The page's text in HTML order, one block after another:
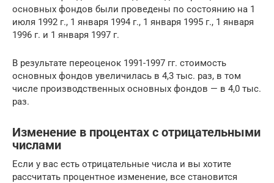
основных фондов были проведены по состоянию на 1
июля 1992 г., 1 января 1994 г., 1 января 1995 г., 1 января
1996 г. и 1 января 1997 г.
В результате переоценок 1991-1997 гг. стоимость
основных фондов увеличилась в 4,3 тыс. раз, в том
числе производственных основных фондов — в 4,0 тыс.
раз.
Изменение в процентах с отрицательными
числами
Если у вас есть отрицательные числа и вы хотите
рассчитать процентное изменение, все становится